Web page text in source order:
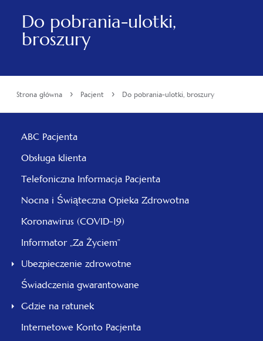
Do pobrania-ulotki,
broszury
Strona główna › Pacjent › Do pobrania-ulotki, broszury
ABC Pacjenta
Obsługa klienta
Telefoniczna Informacja Pacjenta
Nocna i Świąteczna Opieka Zdrowotna
Koronawirus (COVID-19)
Informator „Za Życiem”
Ubezpieczenie zdrowotne
Świadczenia gwarantowane
Gdzie na ratunek
Internetowe Konto Pacjenta